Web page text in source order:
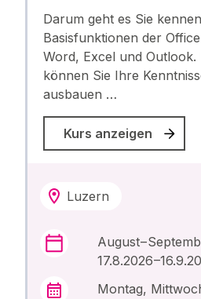
Darum geht es Sie
Basisfunktionen der
Word, Excel und Outlook.
können Sie Ihre
ausbauen …
Kurs anzeigen
Luzern
August –
17.8.2026
Montag,